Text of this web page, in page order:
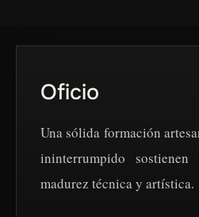
Oficio
Una sólida formación
ininterrumpido
madurez técnica y artística.